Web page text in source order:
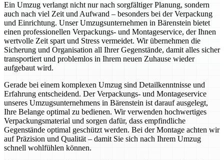
Ein Umzug verlangt nicht nur nach sorgfältiger Planung, sondern
auch nach viel Zeit und Aufwand – besonders bei der Verpackung
und Einrichtung. Unser Umzugsunternehmen in Bärenstein bietet
einen professionellen Verpackungs- und Montageservice, der Ihnen
wertvolle Zeit spart und Stress vermeidet. Wir übernehmen die
Sicherung und Organisation all Ihrer Gegenstände, damit alles sicher
transportiert und problemlos in Ihrem neuen Zuhause wieder
aufgebaut wird.
Gerade bei einem komplexen Umzug sind Detailkenntnisse und
Erfahrung entscheidend. Der Verpackungs- und Montageservice
unseres Umzugsunternehmens in Bärenstein ist darauf ausgelegt,
Ihre Belange optimal zu bedienen. Wir verwenden hochwertiges
Verpackungsmaterial und sorgen dafür, dass empfindliche
Gegenstände optimal geschützt werden. Bei der Montage achten wir
auf Präzision und Qualität – damit Sie sich nach Ihrem Umzug
schnell wohlfühlen können.